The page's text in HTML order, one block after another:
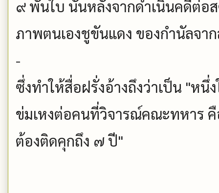
๙ พันใบ นั่นหลังจากดำเนินคดีต่อ
ภาพตนเองชูขันแดง ของกำนัลจา
-
ซึ่งทำให้สื่อฝรั่งอ้างถึงว่าเป็น "หนึ่
ข่มเหงต่อคนที่วิจารณ์คณะทหาร
ต้องติดคุกถึง ๗ ปี"